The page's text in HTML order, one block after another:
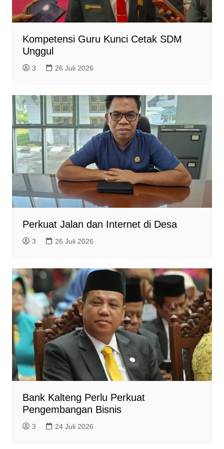
Kompetensi Guru Kunci Cetak SDM
Unggul
3 26 Juli 2026
Perkuat Jalan dan Internet di Desa
3 26 Juli 2026
Bank Kalteng Perlu Perkuat
Pengembangan Bisnis
3 24 Juli 2026